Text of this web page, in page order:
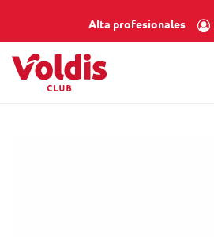
Alta profesionales